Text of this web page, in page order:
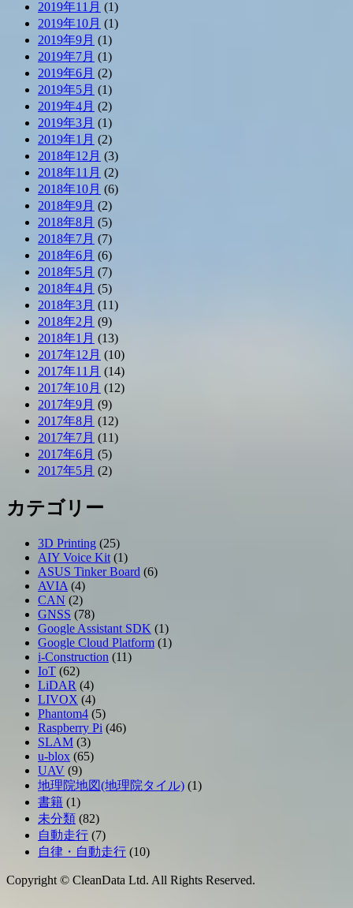
2019年11月 (1)
2019年10月 (1)
2019年9月 (1)
2019年7月 (1)
2019年6月 (2)
2019年5月 (1)
2019年4月 (2)
2019年3月 (1)
2019年1月 (2)
2018年12月 (3)
2018年11月 (2)
2018年10月 (6)
2018年9月 (2)
2018年8月 (5)
2018年7月 (7)
2018年6月 (6)
2018年5月 (7)
2018年4月 (5)
2018年3月 (11)
2018年2月 (9)
2018年1月 (13)
2017年12月 (10)
2017年11月 (14)
2017年10月 (12)
2017年9月 (9)
2017年8月 (12)
2017年7月 (11)
2017年6月 (5)
2017年5月 (2)
カテゴリー
3D Printing (25)
AIY Voice Kit (1)
ASUS Tinker Board (6)
AVIA (4)
CAN (2)
GNSS (78)
Google Assistant SDK (1)
Google Cloud Platform (1)
i-Construction (11)
IoT (62)
LiDAR (4)
LIVOX (4)
Phantom4 (5)
Raspberry Pi (46)
SLAM (3)
u-blox (65)
UAV (9)
地理院地図(地理院タイル) (1)
書籍 (1)
未分類 (82)
自動走行 (7)
自律・自動走行 (10)
Copyright © CleanData Ltd. All Rights Reserved.